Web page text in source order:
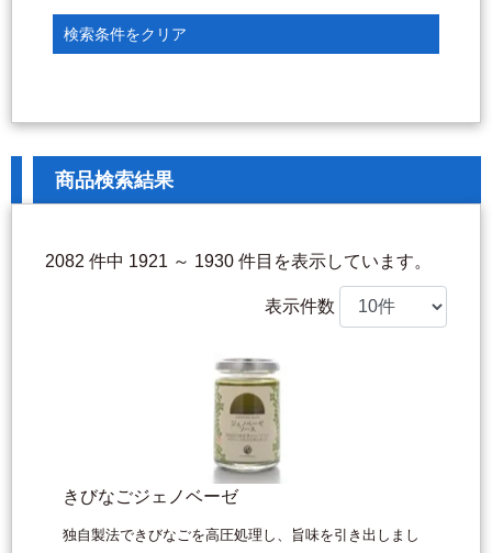
検索条件をクリア
商品検索結果
2082 件中 1921 ～ 1930 件目を表示しています。
表示件数
きびなごジェノベーゼ
独自製法できびなごを高圧処理し、旨味を引き出しまし